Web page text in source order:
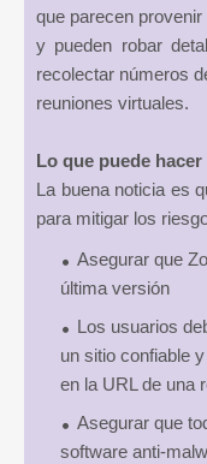
que parecen
y pueden robar
recolectar números
reuniones virtuales.
Lo que puede hacer
La buena noticia es
para mitigar los
Asegurar que
última versión
Los usuarios
un sitio confiable
en la URL de una
Asegurar que
software anti-